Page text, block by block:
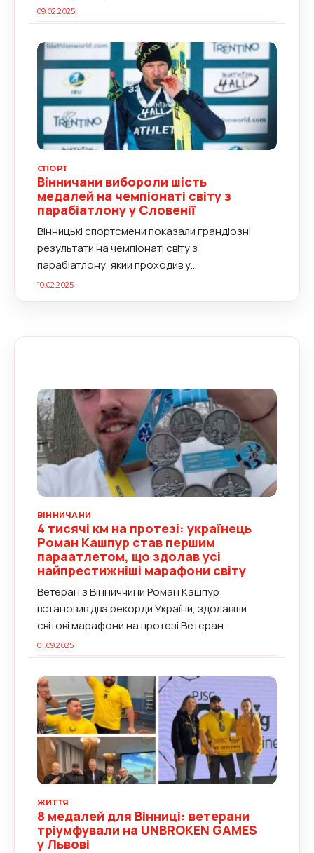
09.02.2025
СПОРТ
Вінничани вибороли шість
медалей на чемпіонаті світу з
парабіатлону у Словенії
Вінницькі спортсмени показали грандіозні
результати на чемпіонаті світу з
парабіатлону, який проходив у
словенському...
10.02.2025
ВІННИЧАНИ
4 тисячі км на протезі: українець
Роман Кашпур став першим
параатлетом, що здолав усі
найпрестижніші марафони світу
Ветеран з Вінниччини Роман Кашпур
встановив два рекорди України, здолавши
світові марафони на протезі Ветеран...
01.09.2025
ЖИТТЯ
8 медалей для Вінниці: ветерани
тріумфували на UNBROKEN GAMES
у Львові